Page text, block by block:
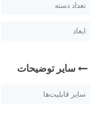
تعداد دسته
ابعاد
سایر توضیحات
سایر قابلیت‌ها